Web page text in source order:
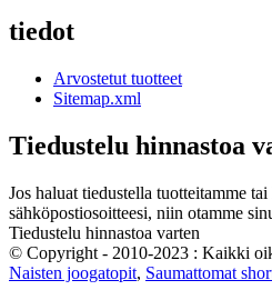
tiedot
Arvostetut tuotteet
Sitemap.xml
Tiedustelu hinnastoa
Jos haluat tiedustella tuotteitamme
sähköpostiosoitteesi, niin otamme
Tiedustelu hinnastoa varten
© Copyright - 2010-2023 : Kaikki
Naisten joogatopit, Saumattomat